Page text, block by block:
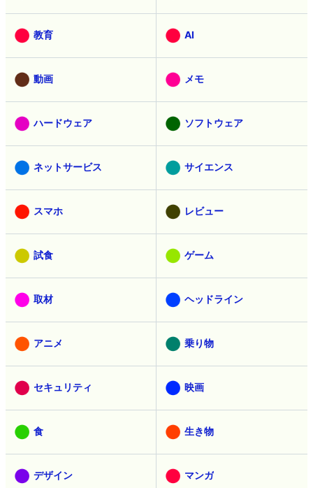
教育 AI
動画 メモ
ハードウェア ソフトウェア
ネットサービス サイエンス
スマホ レビュー
試食 ゲーム
取材 ヘッドライン
アニメ 乗り物
セキュリティ 映画
食 生き物
デザイン マンガ